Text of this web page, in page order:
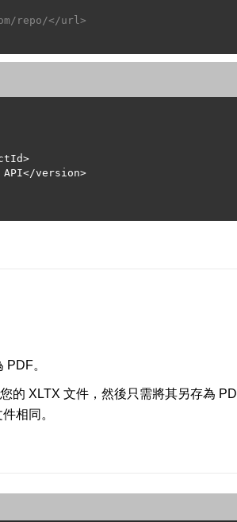
repo/</url>
。
的 XLTX 文件，然後只需將其另存為
相同。